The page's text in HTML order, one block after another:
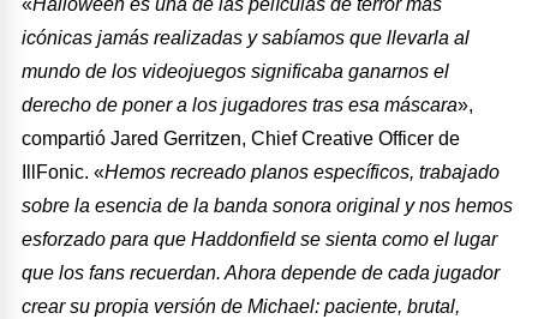
«Halloween es una de las películas de terror más
icónicas jamás realizadas y sabíamos que llevarla al
mundo de los videojuegos significaba ganarnos el
derecho de poner a los jugadores tras esa máscara»,
compartió Jared Gerritzen, Chief Creative Officer de
IllFonic. «Hemos recreado planos específicos, trabajado
sobre la esencia de la banda sonora original y nos hemos
esforzado para que Haddonfield se sienta como el lugar
que los fans recuerdan. Ahora depende de cada jugador
crear su propia versión de Michael: paciente, brutal,